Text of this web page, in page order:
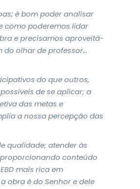
é bom poder analisar
como poderemos lidar
e precisamos aproveitá-
do olhar de professor…
do que outros,
de se aplicar; a
das metas e
a nossa percepção das
qualidade; atender às
conteúdo
mais rica em
obra é do Senhor e dele